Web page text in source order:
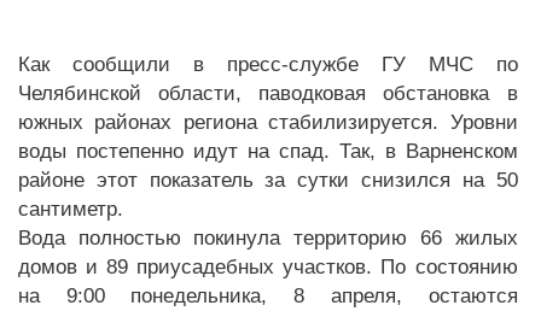
Как сообщили в пресс-службе ГУ МЧС по
Челябинской области, паводковая обстановка в
южных районах региона стабилизируется. Уровни
воды постепенно идут на спад. Так, в Варненском
районе этот показатель за сутки снизился на 50
сантиметр.
Вода полностью покинула территорию 66 жилых
домов и 89 приусадебных участков. По состоянию
на 9:00 понедельника, 8 апреля, остаются